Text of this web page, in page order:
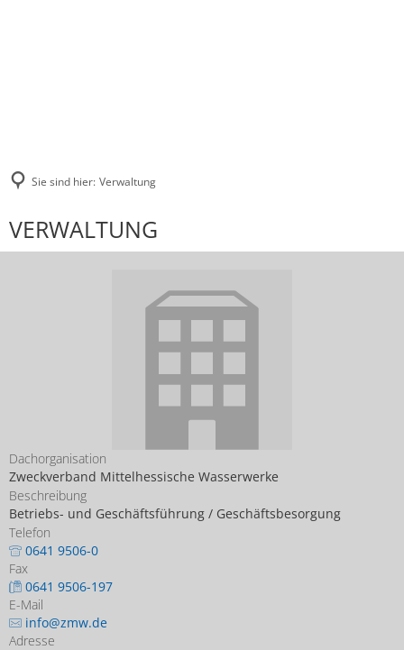
Sie sind hier: Verwaltung
VERWALTUNG
Dachorganisation
Zweckverband Mittelhessische Wasserwerke
Beschreibung
Betriebs- und Geschäftsführung / Geschäftsbesorgung
Telefon
0641 9506-0
Fax
0641 9506-197
E-Mail
info@zmw.de
Adresse